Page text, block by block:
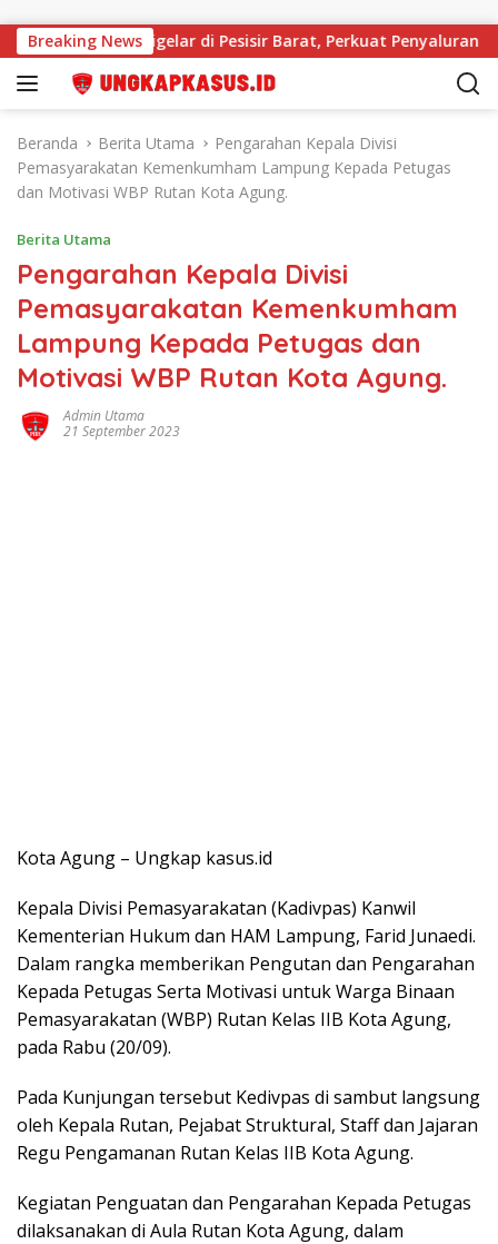
Breaking News
2026 Digelar di Pesisir Barat, Perkuat Penyaluran Tepat
Beranda Berita Utama
Pengarahan Kepala Divisi
Pemasyarakatan Kemenkumham Lampung Kepada Petugas
dan Motivasi WBP Rutan Kota Agung.
Berita Utama
Pengarahan Kepala Divisi
Pemasyarakatan Kemenkumham
Lampung Kepada Petugas dan
Motivasi WBP Rutan Kota Agung.
Admin Utama
21 September 2023
Kota Agung – Ungkap kasus.id
Kepala Divisi Pemasyarakatan (Kadivpas) Kanwil
Kementerian Hukum dan HAM Lampung, Farid Junaedi.
Dalam rangka memberikan Pengutan dan Pengarahan
Kepada Petugas Serta Motivasi untuk Warga Binaan
Pemasyarakatan (WBP) Rutan Kelas IIB Kota Agung,
pada Rabu (20/09).
Pada Kunjungan tersebut Kedivpas di sambut langsung
oleh Kepala Rutan, Pejabat Struktural, Staff dan Jajaran
Regu Pengamanan Rutan Kelas IIB Kota Agung.
Kegiatan Penguatan dan Pengarahan Kepada Petugas
dilaksanakan di Aula Rutan Kota Agung, dalam